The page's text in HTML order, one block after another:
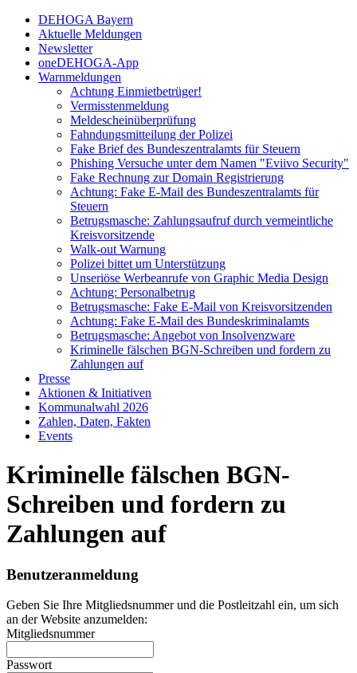
DEHOGA Bayern
Aktuelle Meldungen
Newsletter
oneDEHOGA-App
Warnmeldungen
Achtung Einmietbetrüger!
Vermisstenmeldung
Meldescheinüberprüfung
Fahndungsmitteilung der Polizei
Fake Brief des Bundeszentralamts für Steuern
Phishing Versuche unter dem Namen "Eviivo Security"
Fake Rechnung zur Domain Registrierung
Achtung: Fake E-Mail des Bundeszentralamts für
Steuern
Betrugsmasche: Zahlungsaufruf durch vermeintliche
Kreisvorsitzende
Walk-out Warnung
Polizei bittet um Unterstützung
Unseriöse Werbeanrufe von Graphic Media Design
Achtung: Personalbetrug
Betrugsmasche: Fake E-Mail von Kreisvorsitzenden
Achtung: Fake E-Mail des Bundeskriminalamts
Betrugsmasche: Angebot von Insolvenzware
Kriminelle fälschen BGN-Schreiben und fordern zu
Zahlungen auf
Presse
Aktionen & Initiativen
Kommunalwahl 2026
Zahlen, Daten, Fakten
Events
Kriminelle fälschen BGN-
Schreiben und fordern zu
Zahlungen auf
Benutzeranmeldung
Geben Sie Ihre Mitgliedsnummer und die Postleitzahl ein, um sich
an der Website anzumelden:
Mitgliedsnummer
Passwort